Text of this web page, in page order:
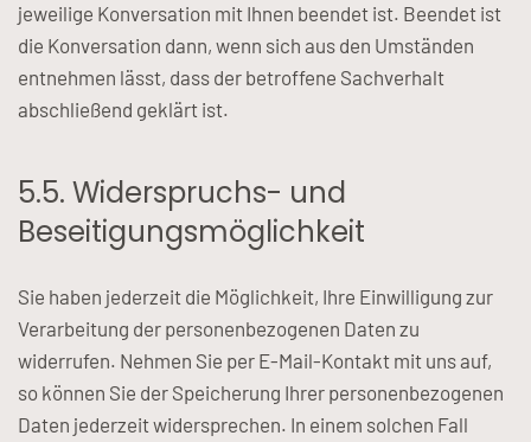
jeweilige Konversation mit Ihnen beendet ist. Beendet ist
die Konversation dann, wenn sich aus den Umständen
entnehmen lässt, dass der betroffene Sachverhalt
abschließend geklärt ist.
5.5. Widerspruchs- und
Beseitigungsmöglichkeit
Sie haben jederzeit die Möglichkeit, Ihre Einwilligung zur
Verarbeitung der personenbezogenen Daten zu
widerrufen. Nehmen Sie per E-Mail-Kontakt mit uns auf,
so können Sie der Speicherung Ihrer personenbezogenen
Daten jederzeit widersprechen. In einem solchen Fall